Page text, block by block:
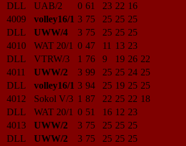
DLL
UAB/2 0 61 23 22 16
4009
volley16/1 3 75 25 25 25
DLL
UWW/4 3 75 25 25 25
4010
WAT 20/1 0 47 11 13 23
DLL
VTRW/3 1 76 9 19 26 22
4011
UWW/2 3 99 25 25 24 25
DLL
volley16/1 3 94 25 19 25 25
4012
Sokol V/3 1 87 22 25 22 18
DLL
WAT 20/1 0 51 16 12 23
4013
UWW/2 3 75 25 25 25
DLL
UWW/2 3 75 25 25 25